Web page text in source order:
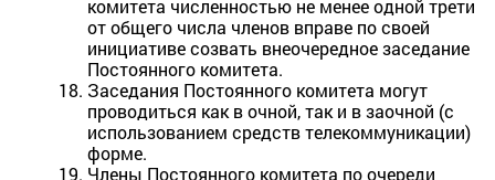
комитета численностью не менее одной трети
от общего числа членов вправе по своей
инициативе созвать внеочередное заседание
Постоянного комитета.
Заседания Постоянного комитета могут
проводиться как в очной, так и в заочной (с
использованием средств телекоммуникации)
форме.
Члены Постоянного комитета по очереди